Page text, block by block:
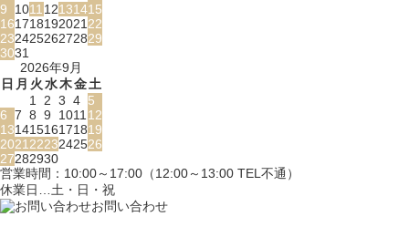
9
101112131415
16171819202122
23242526272829
3031
2026年9月
日 月 火水木金土
1 2 3 4 5
6 7 8 9 101112
13141516171819
20212223242526
27282930
営業時間：10:00～17:00（12:00～13:00 TEL不通）
休業日…土・日・祝
お問い合わせ